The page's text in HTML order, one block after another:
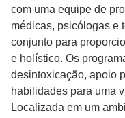
com uma equipe de
médicas, psicólogas e
conjunto para
e holístico. Os
desintoxicação, apoio
habilidades para uma
Localizada em um